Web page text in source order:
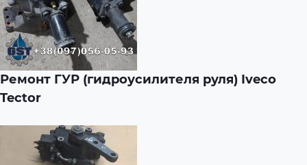
Ремонт ГУР (гидроусилителя руля) Iveco
Tector